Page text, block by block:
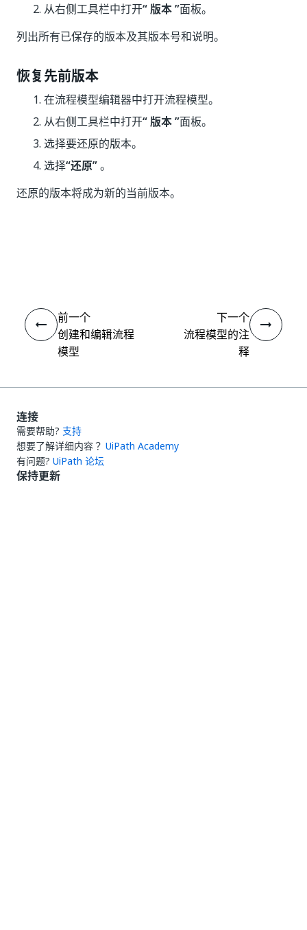
从右侧工具栏中打开“ 版本 ”面板。
列出所有已保存的版本及其版本号和说明。
恢复先前版本
在流程模型编辑器中打开流程模型。
从右侧工具栏中打开“ 版本 ”面板。
选择要还原的版本。
选择“还原”。
还原的版本将成为新的当前版本。
前一个
创建和编辑流程
模型
下一个
流程模型的注
释
连接
需要帮助? 支持
想要了解详细内容？ UiPath Academy
有问题? UiPath 论坛
保持更新